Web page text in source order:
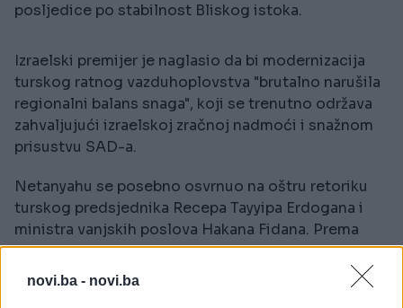
novi.ba - novi.ba
posljedice po stabilnost Bliskog istoka.
Izraelski premijer je naglasio da bi modernizacija
turskog ratnog vazduhoplovstva "brutalno narušila
regionalni balans snaga", koji se trenutno održava
zahvaljujući izraelskoj zračnoj nadmoći i snažnom
prisustvu SAD-a.
Netanyahu se posebno osvrnuo na oštru retoriku
turskog predsjednika Recepa Tayyipa Erdogana i
ministra vanjskih poslova Hakana Fidana. Prema
izvorima bliskim izraelskoj vladi, Netanyahu je
optužio Erdogana da "otvoreno poziva na uništenje